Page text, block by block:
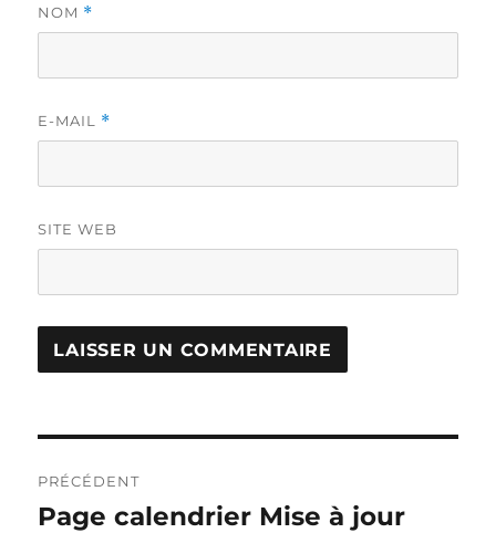
NOM *
E-MAIL *
SITE WEB
de
PRÉCÉDENT
Publication
Page calendrier Mise à jour